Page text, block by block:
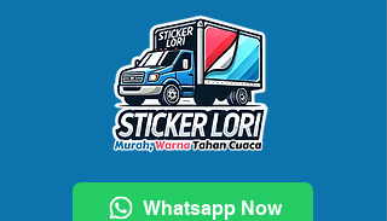
Whatsapp Now